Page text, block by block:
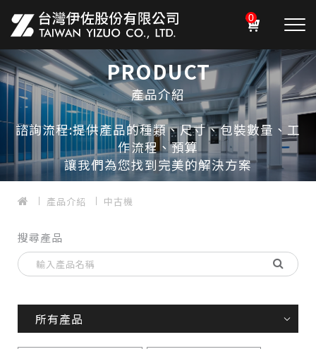
0
PRODUCT
產品介紹
諮詢流程:提供產品的種類、尺寸、包裝數量、工
作流程、預算
讓我們為您找到完美的解決方案
產品介紹 中古機
搜尋產品
所有產品